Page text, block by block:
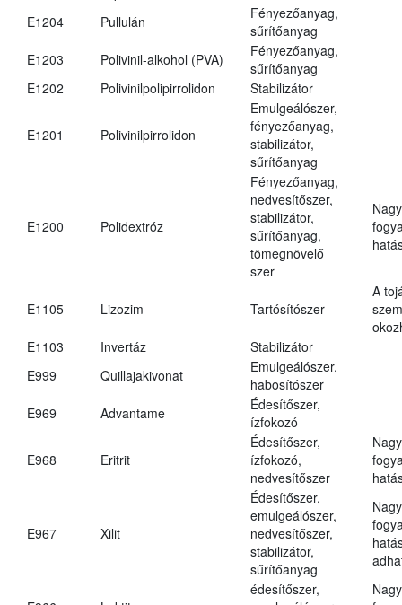
E1204 Pullulán
Fényezőanyag,
sűrítőanyag
E1203
Polivinil-alkohol (PVA)
Fényezőanyag,
sűrítőanyag
E1202
Polivinilpolipirrolidon Stabilizátor
E1201 Polivinilpirrolidon
Emulgeálószer,
fényezőanyag,
stabilizátor,
sűrítőanyag
E1200 Polidextróz
Fényezőanyag,
nedvesítőszer,
stabilizátor,
sűrítőanyag,
tömegnövelő
szer
E1105 Lizozim Tartósítószer
A
E1103
Invertáz
Stabilizátor
E999
Quillajakivonat
Emulgeálószer,
habosítószer
E969
Advantame
Édesítőszer,
ízfokozó
E968 Eritrit
Édesítőszer,
ízfokozó,
nedvesítőszer
E967 Xilit
Édesítőszer,
emulgeálószer,
nedvesítőszer,
stabilizátor,
sűrítőanyag
édesítőszer,